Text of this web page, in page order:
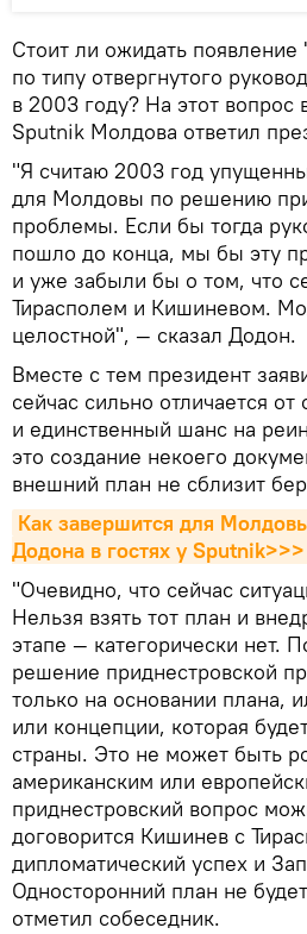
Стоит ли ожидать появление
по типу отвергнутого
в 2003 году? На этот вопрос
Sputnik Молдова ответил
"Я считаю 2003 год
для Молдовы по решению
проблемы. Если бы тогда
пошло до конца, мы бы эту
и уже забыли бы о том, что
Тирасполем и Кишиневом.
целостной", — сказал Додон.
Вместе с тем президент
сейчас сильно отличается
и единственный шанс на
это создание некоего
внешний план не сблизит
Как завершится для
Додона в гостях у Sputnik>>>
"Очевидно, что сейчас
Нельзя взять тот план и
этапе — категорически нет.
решение приднестровской
только на основании плана,
или концепции, которая
страны. Это не может быть
американским или
приднестровский вопрос
договорится Кишинев с
дипломатический успех и
Односторонний план не
отметил собеседник.